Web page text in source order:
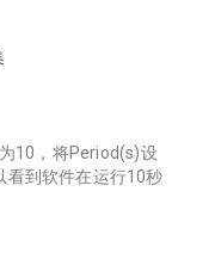
10，将Period(s)设
看到软件在运行10秒